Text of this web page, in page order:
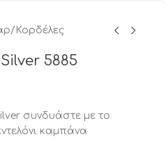
/ Κορδέλες
5885
συνδυάστε με το
καμπάνα